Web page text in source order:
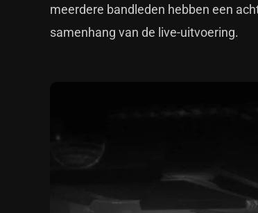
meerdere bandleden hebben een
samenhang van de live-uitvoering.